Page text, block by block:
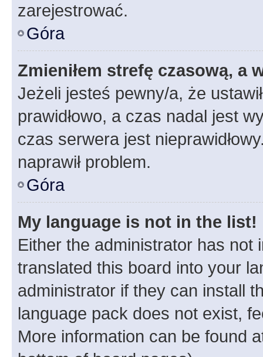
zarejestrować.
Góra
Zmieniłem strefę czasową, a
Jeżeli jesteś pewny/a, że
prawidłowo, a czas nadal jest
czas serwera jest
naprawił problem.
Góra
My language is not in the list!
Either the administrator has not
translated this board into your
administrator if they can install
language pack does not exist,
More information can be found